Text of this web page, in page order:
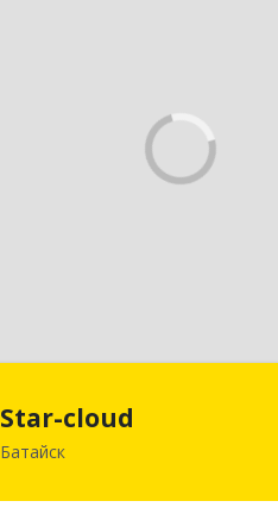
Star-cloud
Батайск346880, Ростовская обл,